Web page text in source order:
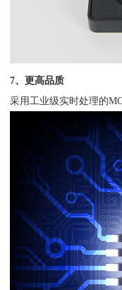
7、更高品质
采用工业级实时处理的